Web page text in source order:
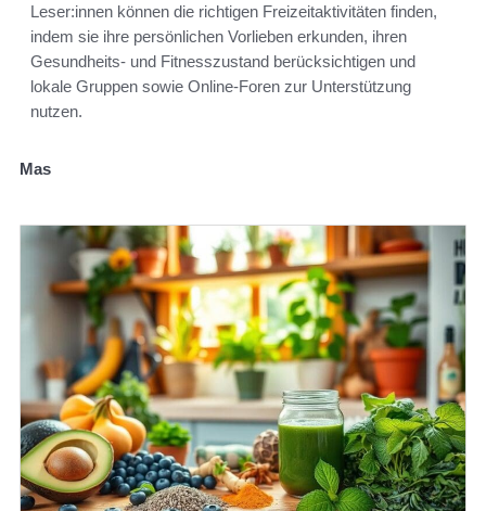
Leser:innen können die richtigen Freizeitaktivitäten finden,
indem sie ihre persönlichen Vorlieben erkunden, ihren
Gesundheits- und Fitnesszustand berücksichtigen und
lokale Gruppen sowie Online-Foren zur Unterstützung
nutzen.
Mas